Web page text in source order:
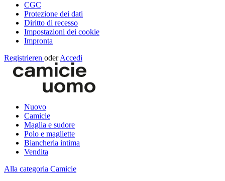
CGC
Protezione dei dati
Diritto di recesso
Impostazioni dei cookie
Impronta
Registrieren oder Accedi
Nuovo
Camicie
Maglia e sudore
Polo e magliette
Biancheria intima
Vendita
Alla categoria Camicie